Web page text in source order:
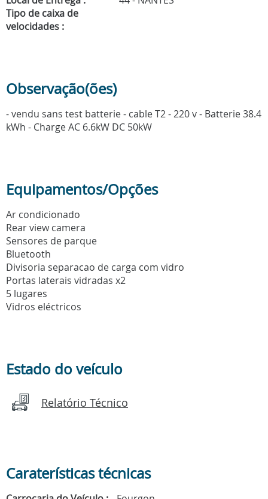
Tipo de caixa de
velocidades :
Observação(ões)
- vendu sans test batterie - cable T2 - 220 v - Batterie 38.4
kWh - Charge AC 6.6kW DC 50kW
Equipamentos/Opções
Ar condicionado
Rear view camera
Sensores de parque
Bluetooth
Divisoria separacao de carga com vidro
Portas laterais vidradas x2
5 lugares
Vidros eléctricos
Estado do veículo
Relatório Técnico
Caraterísticas técnicas